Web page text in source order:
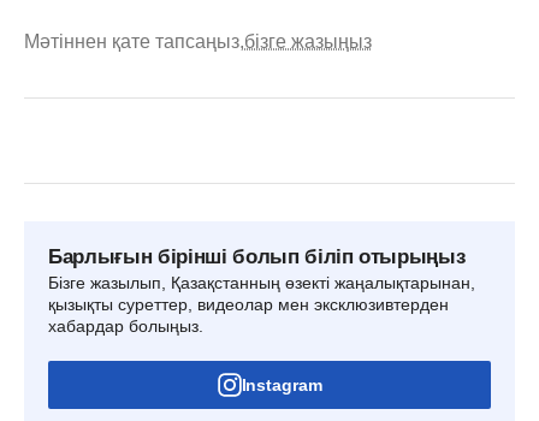
Мәтіннен қате тапсаңыз,бізге жазыңыз
Барлығын бірінші болып біліп отырыңыз
Бізге жазылып, Қазақстанның өзекті жаңалықтарынан,
қызықты суреттер, видеолар мен эксклюзивтерден
хабардар болыңыз.
Instagram